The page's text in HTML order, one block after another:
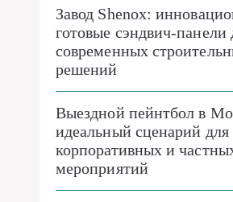
Завод Shenox:
готовые сэндвич-панели
современных
решений
Выездной пейнтбол в
идеальный сценарий для
корпоративных и
мероприятий